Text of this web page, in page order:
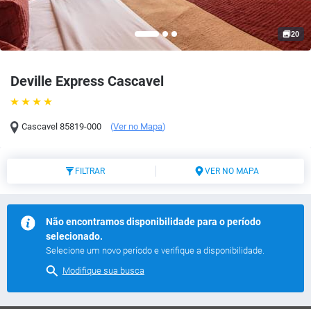
Deville Express Cascavel
Cascavel 85819-000 (Ver no Mapa)
20
FILTRAR VER NO MAPA
Não encontramos disponibilidade para o período
selecionado.
Selecione um novo período e verifique a disponibilidade.
Modifique sua busca